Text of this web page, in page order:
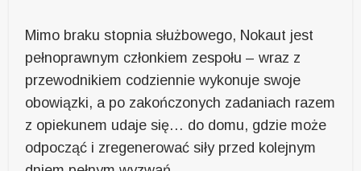
Mimo braku stopnia służbowego, Nokaut jest
pełnoprawnym członkiem zespołu – wraz z
przewodnikiem codziennie wykonuje swoje
obowiązki, a po zakończonych zadaniach razem
z opiekunem udaje się… do domu, gdzie może
odpocząć i zregenerować siły przed kolejnym